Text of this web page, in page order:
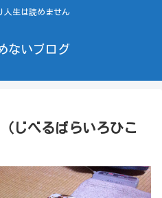
人生は読めません
ないブログ
じべるばらいろひこ